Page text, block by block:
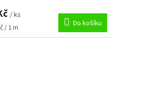
/ ks
/ 1 m Do košíku